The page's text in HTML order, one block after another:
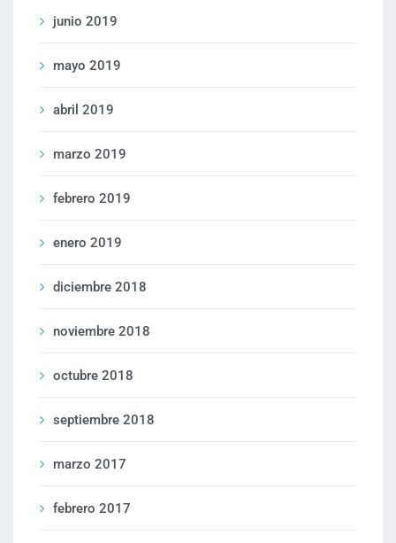
junio 2019
mayo 2019
abril 2019
marzo 2019
febrero 2019
enero 2019
diciembre 2018
noviembre 2018
octubre 2018
septiembre 2018
marzo 2017
febrero 2017